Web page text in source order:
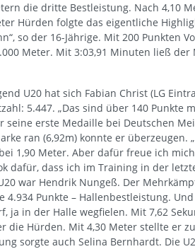
die dritte Bestleistung. Nach 4,10
Hürden folgte das eigentliche
so der 16-Jährige. Mit 200
Meter. Mit 3:03,91 Minuten ließ
U20 hat sich Fabian Christ (LG
5.447. „Das sind über 140 Punkte
seine erste Medaille bei Deutschen
ran (6,92m) konnte er
1,90 Meter. Aber dafür freue ich
dafür, dass ich im Training in der
war Hendrik Nungeß. Der
4.934 Punkte – Hallenbestleistung.
ja in der Halle wegfielen. Mit 7,62
die Hürden. Mit 4,30 Meter stellte er
sorgte auch Selina Bernhardt. Die